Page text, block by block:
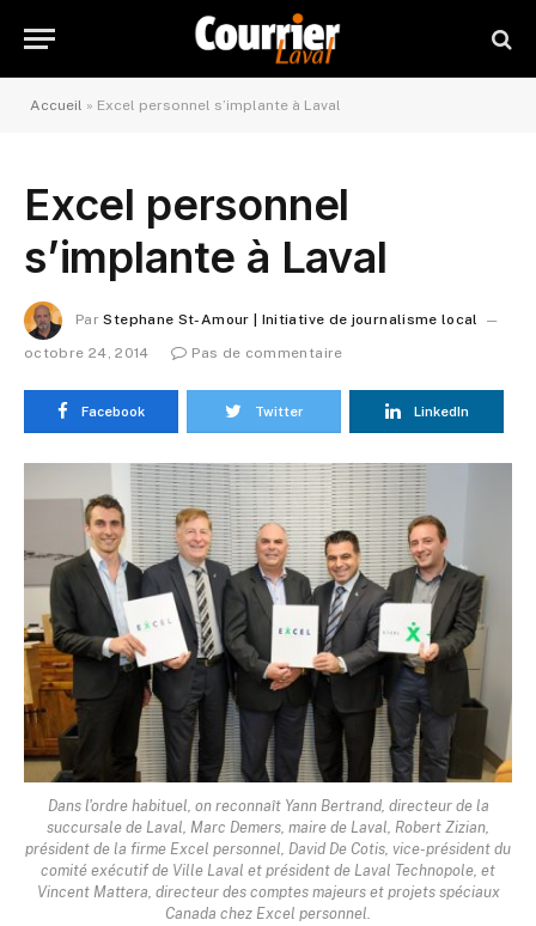
Accueil » Excel personnel s’implante à Laval
Excel personnel
s’implante à Laval
Par Stephane St-Amour | Initiative de journalisme local
octobre 24, 2014
Pas de commentaire
Facebook Twitter LinkedIn
Dans l'ordre habituel, on reconnaît Yann Bertrand, directeur de la
succursale de Laval, Marc Demers, maire de Laval, Robert Zizian,
président de la firme Excel personnel, David De Cotis, vice-président du
comité exécutif de Ville Laval et président de Laval Technopole, et
Vincent Mattera, directeur des comptes majeurs et projets spéciaux
Canada chez Excel personnel.